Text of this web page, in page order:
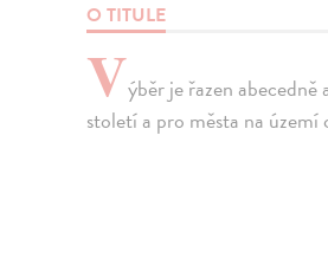
O TITULE
Výběr je řazen
století a pro města na území